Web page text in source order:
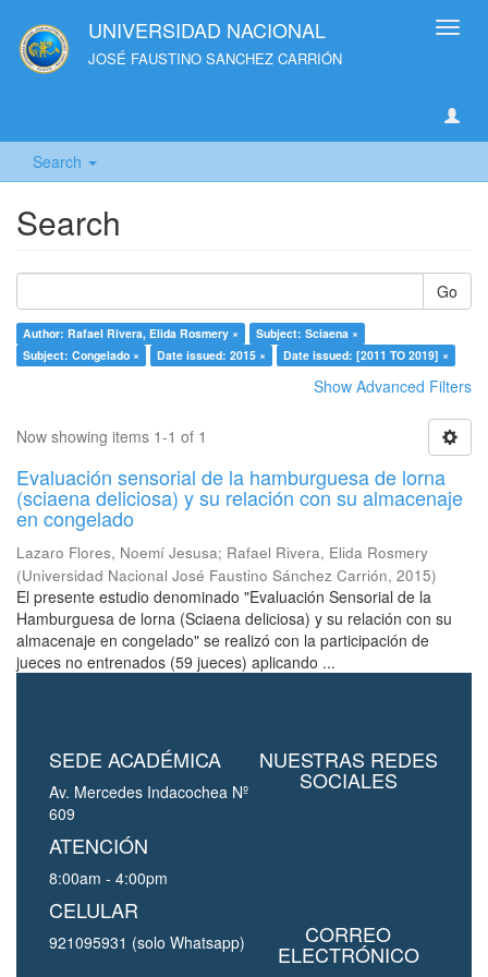
UNIVERSIDAD NACIONAL
JOSÉ FAUSTINO SANCHEZ CARRIÓN
Search
Search
Go
Author: Rafael Rivera, Elida Rosmery ×
Subject: Sciaena ×
Subject: Congelado ×
Date issued: 2015 × Date issued: [2011 TO 2019] ×
Show Advanced Filters
Now showing items 1-1 of 1
Evaluación sensorial de la hamburguesa de lorna
(sciaena deliciosa) y su relación con su almacenaje
en congelado
Lazaro Flores, Noemí Jesusa; Rafael Rivera, Elida Rosmery
(Universidad Nacional José Faustino Sánchez Carrión, 2015)
El presente estudio denominado "Evaluación Sensorial de la
Hamburguesa de lorna (Sciaena deliciosa) y su relación con su
almacenaje en congelado" se realizó con la participación de
jueces no entrenados (59 jueces) aplicando ...
SEDE ACADÉMICA
Av. Mercedes Indacochea Nº
609
ATENCIÓN
8:00am - 4:00pm
CELULAR
921095931 (solo Whatsapp)
NUESTRAS REDES
SOCIALES
CORREO
ELECTRÓNICO